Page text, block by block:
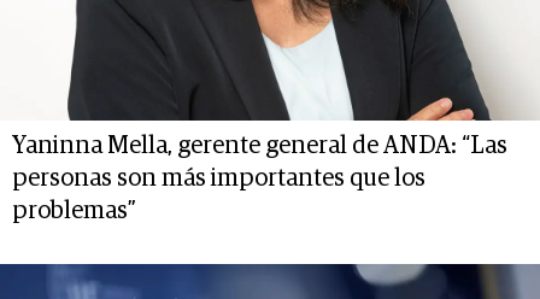
Yaninna Mella, gerente general de ANDA: “Las
personas son más importantes que los
problemas”